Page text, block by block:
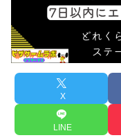
X
LINE